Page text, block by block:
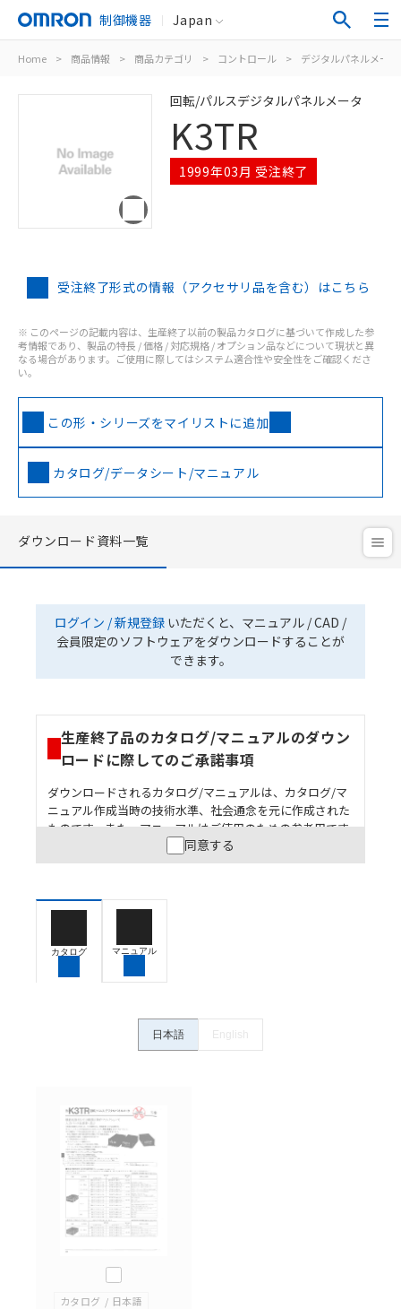
制御機器 Japan
Home > 商品情報 > 商品カテゴリ > コントロール > デジタルパネルメータ
回転/パルスデジタルパネルメータ
K3TR
1999年03月 受注終了
受注終了形式の情報（アクセサリ品を含む）はこちら
※ このページの記載内容は、生産終了以前の製品カタログに基づいて作成した参
考情報であり、製品の特長 / 価格 / 対応規格 / オプション品などについて現状と異
なる場合があります。ご使用に際してはシステム適合性や安全性をご確認くださ
い。
この形・シリーズをマイリストに追加
カタログ/データシート/マニュアル
ダウンロード資料一覧
ログイン / 新規登録 いただくと、マニュアル / CAD /
会員限定のソフトウェアをダウンロードすることが
できます。
生産終了品のカタログ/マニュアルのダウン
ロードに際してのご承諾事項
ダウンロードされるカタログ/マニュアルは、カタログ/マ
ニュアル作成当時の技術水準、社会通念を元に作成された
ものです。また、マニュアルはご使用のための参考用です
ので、ご使用にあたっての安全性については十分にご配慮
ください。以下の内容をご承諾の上、ご利用ください。
うな用途に使用される場合には、システム全体として
保できるよう設計されていること、および本製品が全
ていることを、必ず事前に確認してください。
ン事例は参考用ですので、ご採用に際しては機器・装
置の機能や安全性をご確認のうえご使用ください。・
ている可能性がありますがご容赦ください。
記載されているサービス内容や連絡先等は作成当時の
ものであり、変更・改定させていただいている可能性
があります。改めて当サイトの掲載内容をご確認のう
え、ご用命下さいますようお願いいたします。
同意する
カタログ マニュアル
日本語 English
このカタログを選択
カタログ 日本語